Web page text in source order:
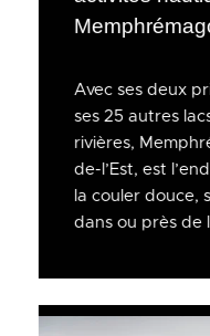
Avec ses deux
ses 25 autres
rivières,
de-l’Est, est
la couler douce,
dans ou près de